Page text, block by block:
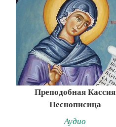
Преподобная Кассия
Песнописица
Аудио